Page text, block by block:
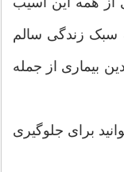
سبک زندگی سالم
بیماری از جمله
برای جلوگیری